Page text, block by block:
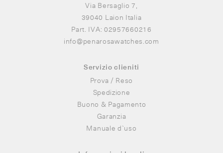
Via Bersaglio 7,
39040 Laion Italia
Part. IVA: 02957660216
info@penarosawatches.com
Servizio clieniti
Prova / Reso
Spedizione
Buono & Pagamento
Garanzia
Manuale d`uso